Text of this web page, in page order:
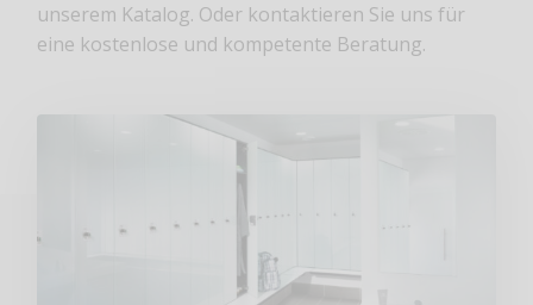
unserem Katalog. Oder kontaktieren Sie uns für
eine kostenlose und kompetente Beratung.